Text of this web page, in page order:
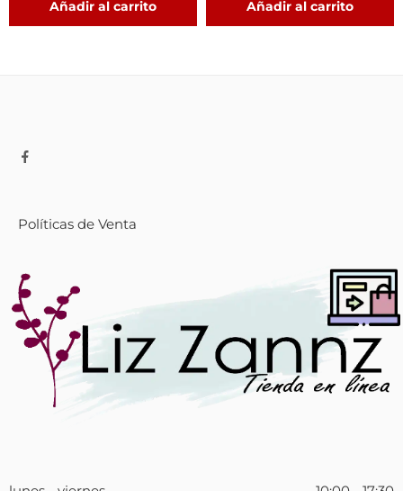
Añadir al carrito Añadir al carrito
Políticas de Venta